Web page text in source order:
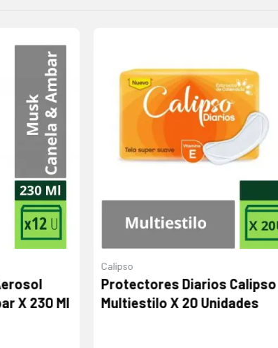
Agregar
a la
lista de
deseos
Agregar
a la
lista de
deseos
Protectores Diarios Calipso
Multiestilo X 20 Unidades